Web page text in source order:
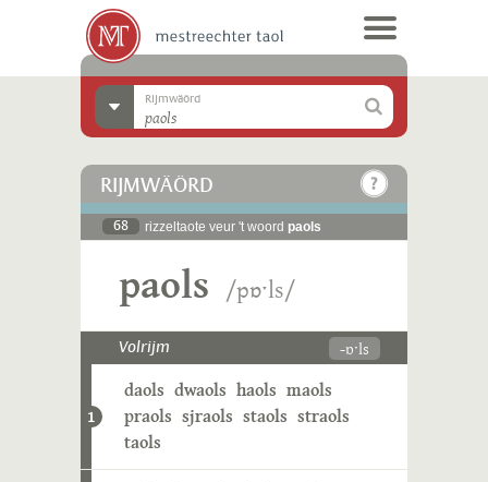
Rijmwäörd
RIJMWÄÖRD
68 rizzeltaote veur 't woord paols
paols /pɒˑls/
Volrijm -ɒˑls
1
daols dwaols haols maols
praols sjraols staols straols
taols